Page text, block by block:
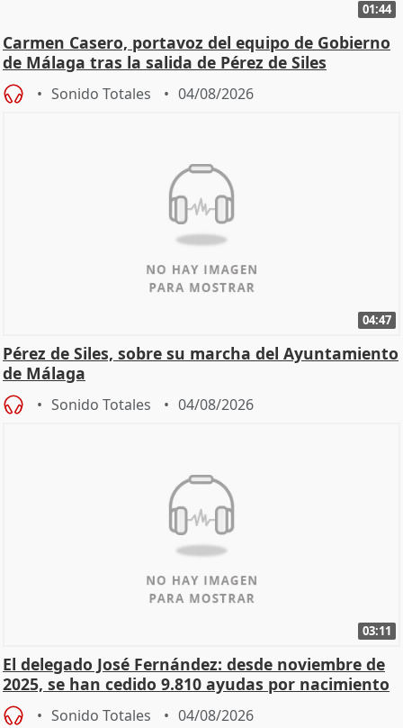
01:44
Carmen Casero, portavoz del equipo de Gobierno
de Málaga tras la salida de Pérez de Siles
Sonido Totales 04/08/2026
04:47
Pérez de Siles, sobre su marcha del Ayuntamiento
de Málaga
Sonido Totales 04/08/2026
03:11
El delegado José Fernández: desde noviembre de
2025, se han cedido 9.810 ayudas por nacimiento
Sonido Totales 04/08/2026